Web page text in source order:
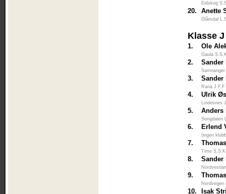
Eidskog
20. Anette
Glåmdal
Klasse J
1. Ole
Gaula
2. Sander
3.
Rana J.F.F
4. Ulrik
Lindesnes
5. Anders
Songdalen
6. Erlend
(ingen
7.
Time S.S.K
8. Sander
9.
Nordvegen
10. Isak